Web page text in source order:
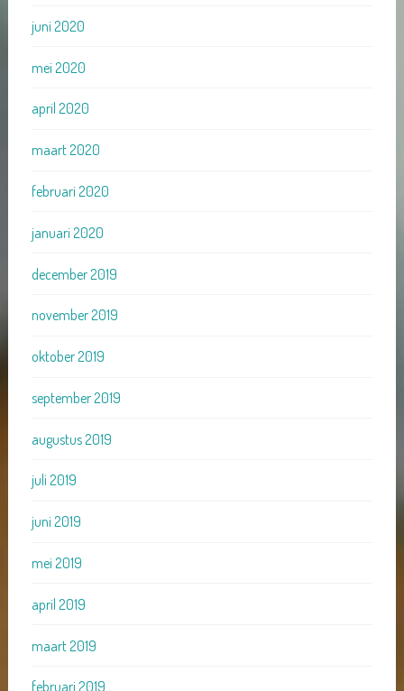
juni 2020
mei 2020
april 2020
maart 2020
februari 2020
januari 2020
december 2019
november 2019
oktober 2019
september 2019
augustus 2019
juli 2019
juni 2019
mei 2019
april 2019
maart 2019
februari 2019